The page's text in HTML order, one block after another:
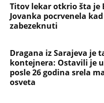
Titov lekar otkrio šta je
Jovanka pocrvenela
zabezeknuti
Dragana iz Sarajeva je
kontejnera: Ostavili je
posle 26 godina srela
osveta